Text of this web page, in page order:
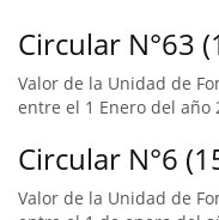
Circular N°63
Valor de la Unidad de
entre el 1 Enero del año
Circular N°6
Valor de la Unidad de